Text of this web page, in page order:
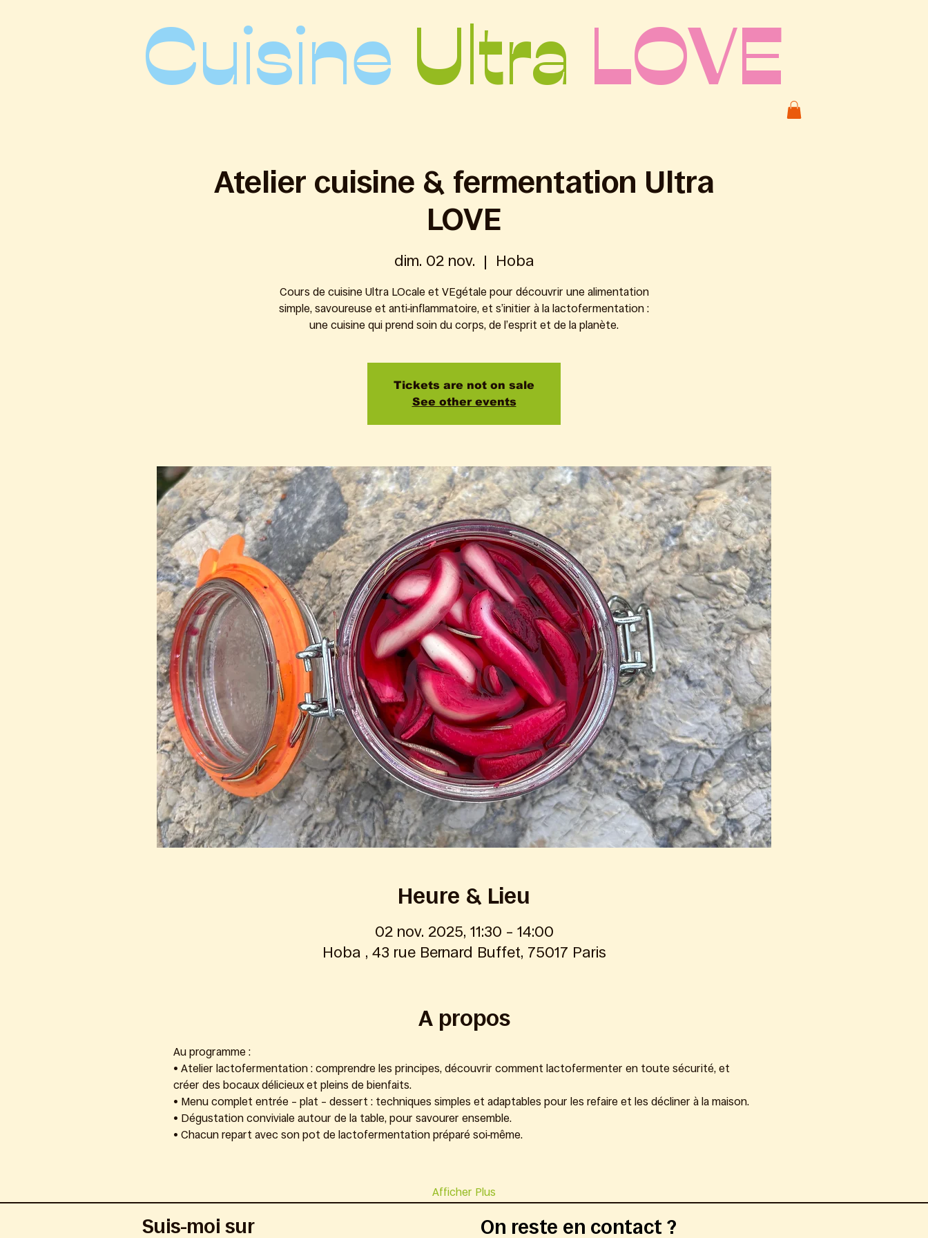
Cuisine Ultra LOVE
Atelier cuisine & fermentation Ultra
LOVE
dim. 02 nov.
  |
Hoba
Cours de cuisine Ultra LOcale et VEgétale pour découvrir une alimentation
simple, savoureuse et anti-inflammatoire, et s’initier à la lactofermentation :
une cuisine qui prend soin du corps, de l’esprit et de la planète.
Tickets are not on sale
See other events
Heure & Lieu
02 nov. 2025, 11:30 – 14:00
Hoba , 43 rue Bernard Buffet, 75017 Paris
A propos
Au programme :
• Atelier lactofermentation : comprendre les principes, découvrir comment lactofermenter en toute sécurité, et
créer des bocaux délicieux et pleins de bienfaits.
• Menu complet entrée – plat – dessert : techniques simples et adaptables pour les refaire et les décliner à la maison.
• Dégustation conviviale autour de la table, pour savourer ensemble.
• Chacun repart avec son pot de lactofermentation préparé soi-même.
Afficher Plus
Suis-moi sur On reste en contact ?